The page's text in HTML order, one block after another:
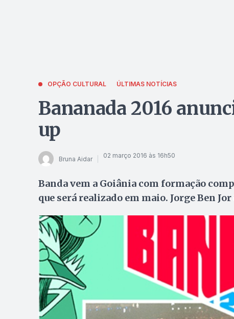
OPÇÃO CULTURAL ÚLTIMAS NOTÍCIAS
Bananada 2016
up
Bruna Aidar 02 março 2016 às 16h50
Banda vem a Goiânia com formação
que será realizado em maio. Jorge Ben